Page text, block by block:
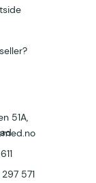
51A,
571